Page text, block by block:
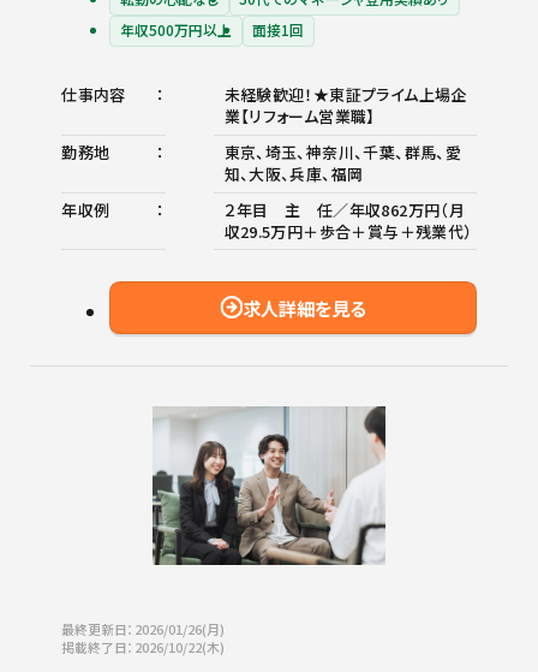
年収500万円以上
面接1回
仕事内容
未経験歓迎！★東証プライム上場企
業【リフォーム営業職】
勤務地
東京、埼玉、神奈川、千葉、群馬、愛
知、大阪、兵庫、福岡
年収例
２年目 主 任／年収862万円（月
収29.5万円＋歩合＋賞与＋残業代）
求人詳細を見る
最終更新日：2026/01/26(月)
掲載終了日：2026/10/22(木)